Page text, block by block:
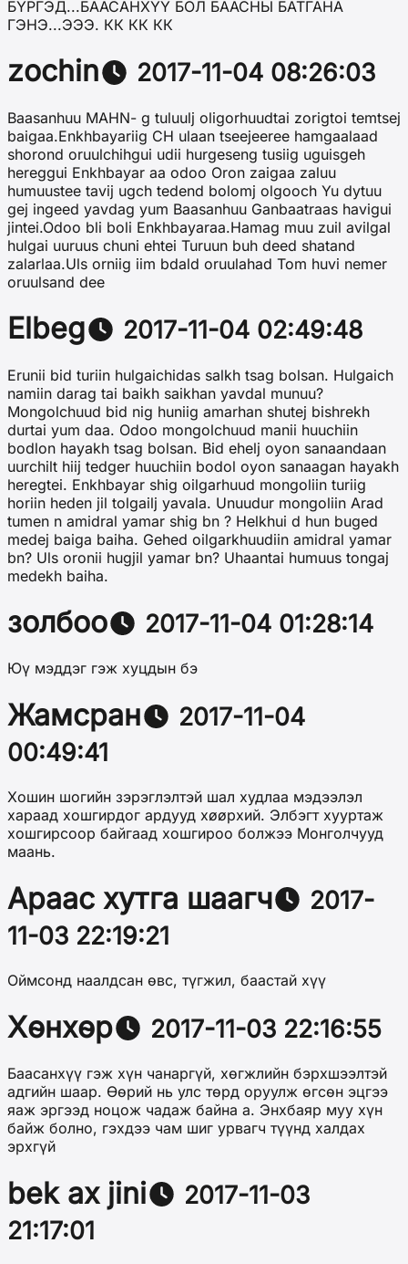
БҮРГЭД...БААСАНХҮҮ БОЛ БААСНЫ БАТГАНА
ГЭНЭ...ЭЭЭ. КК КК КК
zochin 2017-11-04 08:26:03
Baasanhuu MAHN- g tuluulj oligorhuudtai zorigtoi temtsej
baigaa.Enkhbayariig CH ulaan tseejeeree hamgaalaad
shorond oruulchihgui udii hurgeseng tusiig uguisgeh
hereggui Enkhbayar aa odoo Oron zaigaa zaluu
humuustee tavij ugch tedend bolomj olgooch Yu dytuu
gej ingeed yavdag yum Baasanhuu Ganbaatraas havigui
jintei.Odoo bli boli Enkhbayaraa.Hamag muu zuil avilgal
hulgai uuruus chuni ehtei Turuun buh deed shatand
zalarlaa.Uls orniig iim bdald oruulahad Tom huvi nemer
oruulsand dee
Elbeg 2017-11-04 02:49:48
Erunii bid turiin hulgaichidas salkh tsag bolsan. Hulgaich
namiin darag tai baikh saikhan yavdal munuu?
Mongolchuud bid nig huniig amarhan shutej bishrekh
durtai yum daa. Odoo mongolchuud manii huuchiin
bodlon hayakh tsag bolsan. Bid ehelj oyon sanaandaan
uurchilt hiij tedger huuchiin bodol oyon sanaagan hayakh
heregtei. Enkhbayar shig oilgarhuud mongoliin turiig
horiin heden jil tolgailj yavala. Unuudur mongoliin Arad
tumen n amidral yamar shig bn ? Helkhui d hun buged
medej baiga baiha. Gehed oilgarkhuudiin amidral yamar
bn? Uls oronii hugjil yamar bn? Uhaantai humuus tongaj
medekh baiha.
золбоо 2017-11-04 01:28:14
Юү мэддэг гэж хуцдын бэ
Жамсран
2017-11-04
00:49:41
Хошин шогийн зэрэглэлтэй шал худлаа мэдээлэл
хараад хошгирдог ардууд хøøpxий. Элбэгт хууртаж
хошгирсоор байгаад хошгироо болжээ Монголчууд
маань.
Араас хутга шаагч
2017-
11-03 22:19:21
Оймсонд наалдсан өвс, түгжил, баастай хүү
Хөнхөр 2017-11-03 22:16:55
Баасанхүү гэж хүн чанаргүй, хөгжлийн бэрхшээлтэй
адгийн шаар. Өөрий нь улс төрд оруулж өгсөн эцгээ
яаж эргээд ноцож чадаж байна а. Энхбаяр муу хүн
байж болно, гэхдээ чам шиг урвагч түүнд халдах
эрхгүй
bek ax jini
2017-11-03
21:17:01